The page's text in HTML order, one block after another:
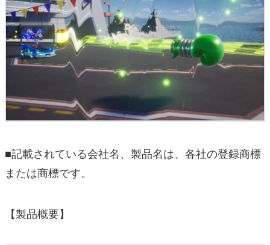
■記載されている会社名、製品名は、各社の登録商標
または商標です。
【製品概要】